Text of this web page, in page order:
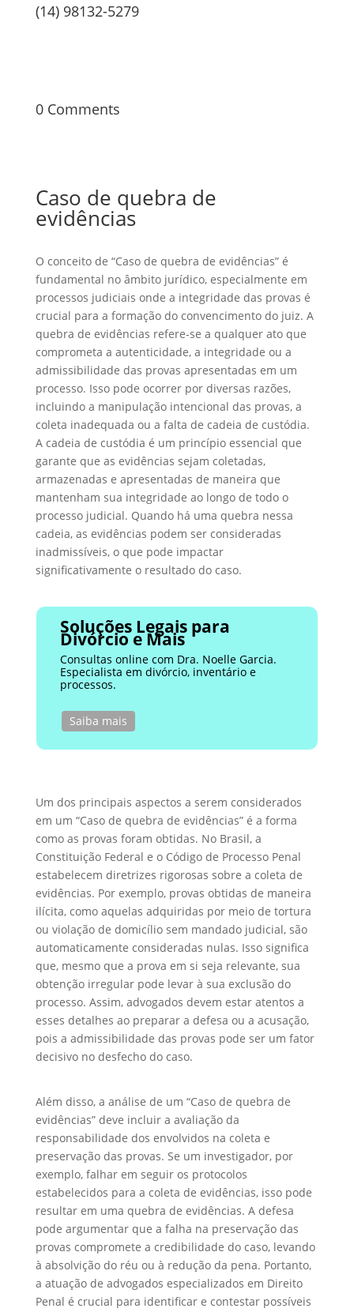
(14) 98132-5279
0 Comments
Caso de quebra de
evidências
O conceito de “Caso de quebra de evidências” é
fundamental no âmbito jurídico, especialmente em
processos judiciais onde a integridade das provas é
crucial para a formação do convencimento do juiz. A
quebra de evidências refere-se a qualquer ato que
comprometa a autenticidade, a integridade ou a
admissibilidade das provas apresentadas em um
processo. Isso pode ocorrer por diversas razões,
incluindo a manipulação intencional das provas, a
coleta inadequada ou a falta de cadeia de custódia.
A cadeia de custódia é um princípio essencial que
garante que as evidências sejam coletadas,
armazenadas e apresentadas de maneira que
mantenham sua integridade ao longo de todo o
processo judicial. Quando há uma quebra nessa
cadeia, as evidências podem ser consideradas
inadmissíveis, o que pode impactar
significativamente o resultado do caso.
Soluções Legais para
Divórcio e Mais
Consultas online com Dra. Noelle Garcia.
Especialista em divórcio, inventário e
processos.
Saiba mais
Um dos principais aspectos a serem considerados
em um “Caso de quebra de evidências” é a forma
como as provas foram obtidas. No Brasil, a
Constituição Federal e o Código de Processo Penal
estabelecem diretrizes rigorosas sobre a coleta de
evidências. Por exemplo, provas obtidas de maneira
ilícita, como aquelas adquiridas por meio de tortura
ou violação de domicílio sem mandado judicial, são
automaticamente consideradas nulas. Isso significa
que, mesmo que a prova em si seja relevante, sua
obtenção irregular pode levar à sua exclusão do
processo. Assim, advogados devem estar atentos a
esses detalhes ao preparar a defesa ou a acusação,
pois a admissibilidade das provas pode ser um fator
decisivo no desfecho do caso.
Além disso, a análise de um “Caso de quebra de
evidências” deve incluir a avaliação da
responsabilidade dos envolvidos na coleta e
preservação das provas. Se um investigador, por
exemplo, falhar em seguir os protocolos
estabelecidos para a coleta de evidências, isso pode
resultar em uma quebra de evidências. A defesa
pode argumentar que a falha na preservação das
provas compromete a credibilidade do caso, levando
à absolvição do réu ou à redução da pena. Portanto,
a atuação de advogados especializados em Direito
Penal é crucial para identificar e contestar possíveis